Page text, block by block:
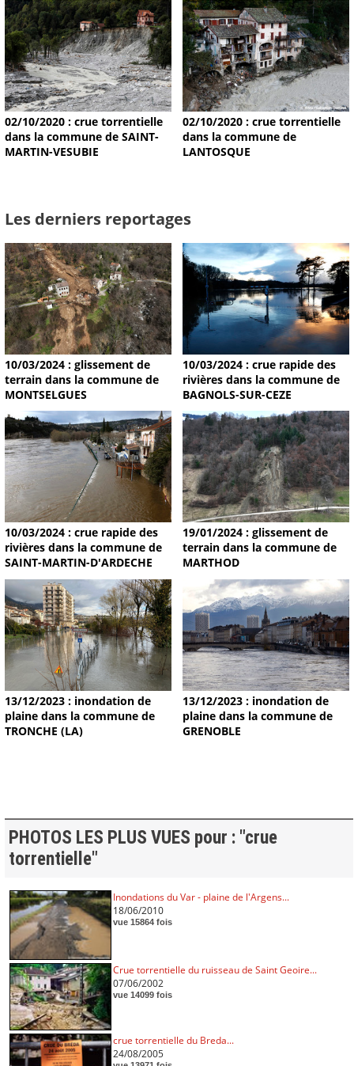
02/10/2020 : crue torrentielle
dans la commune de SAINT-
MARTIN-VESUBIE
02/10/2020 : crue torrentielle
dans la commune de
LANTOSQUE
Les derniers reportages
10/03/2024 : glissement de
terrain dans la commune de
MONTSELGUES
10/03/2024 : crue rapide des
rivières dans la commune de
BAGNOLS-SUR-CEZE
10/03/2024 : crue rapide des
rivières dans la commune de
SAINT-MARTIN-D'ARDECHE
19/01/2024 : glissement de
terrain dans la commune de
MARTHOD
13/12/2023 : inondation de
plaine dans la commune de
TRONCHE (LA)
13/12/2023 : inondation de
plaine dans la commune de
GRENOBLE
PHOTOS LES PLUS VUES pour : "crue
torrentielle"
Inondations du Var - plaine de l'Argens...
18/06/2010
vue 15864 fois
Crue torrentielle du ruisseau de Saint Geoire...
07/06/2002
vue 14099 fois
crue torrentielle du Breda...
24/08/2005